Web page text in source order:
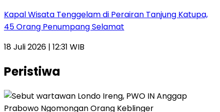
Kapal Wisata Tenggelam di Perairan Tanjung Katupa,
45 Orang Penumpang Selamat
18 Juli 2026 | 12:31 WIB
Peristiwa